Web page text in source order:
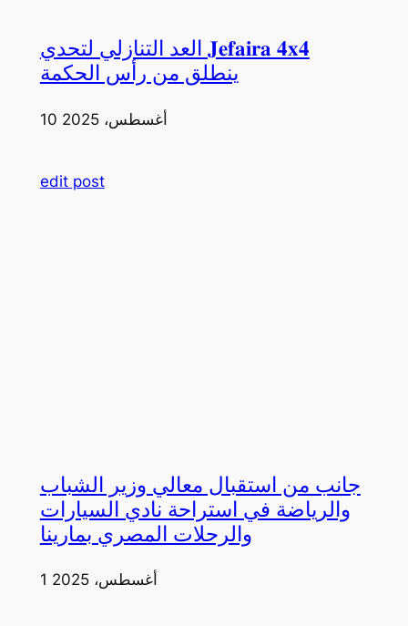
العد التنازلي لتحدي 𝐉𝐞𝐟𝐚𝐢𝐫𝐚 𝟒𝐱𝟒
ينطلق من رأس الحكمة
10 أغسطس، 2025
edit post
جانب من استقبال معالي وزير الشباب
والرياضة في استراحة نادي السيارات
والرحلات المصري بمارينا
1 أغسطس، 2025